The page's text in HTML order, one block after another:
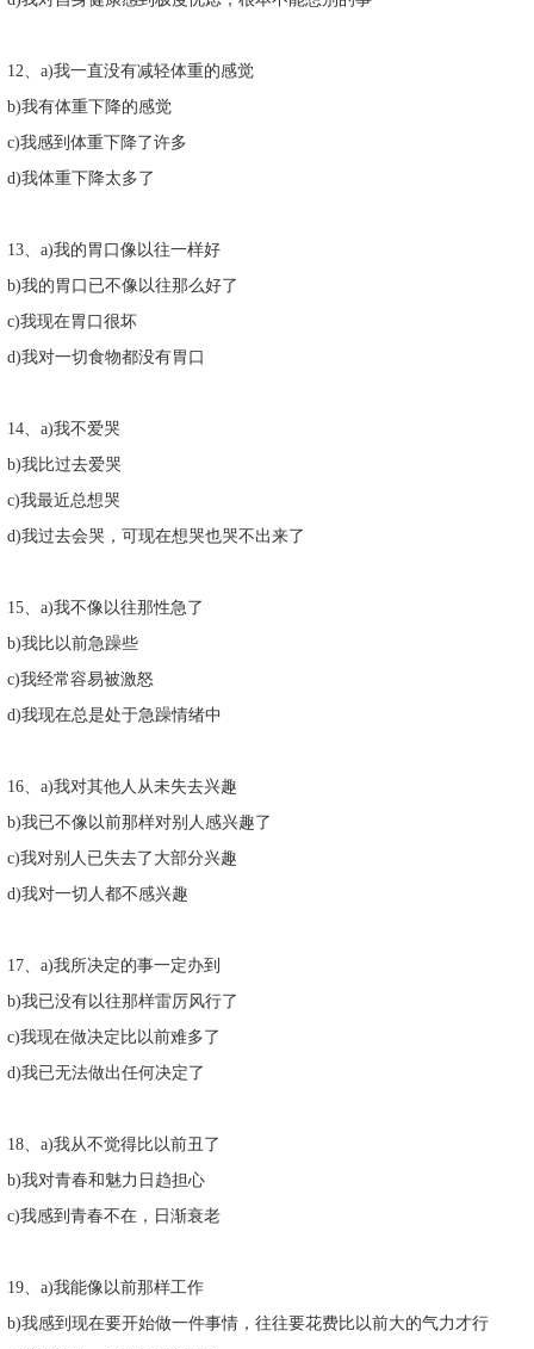
12、a)我一直没有减轻体重的感觉
b)我有体重下降的感觉
c)我感到体重下降了许多
d)我体重下降太多了
13、a)我的胃口像以往一样好
b)我的胃口已不像以往那么好了
c)我现在胃口很坏
d)我对一切食物都没有胃口
14、a)我不爱哭
b)我比过去爱哭
c)我最近总想哭
d)我过去会哭，可现在想哭也哭不出来了
15、a)我不像以往那性急了
b)我比以前急躁些
c)我经常容易被激怒
d)我现在总是处于急躁情绪中
16、a)我对其他人从未失去兴趣
b)我已不像以前那样对别人感兴趣了
c)我对别人已失去了大部分兴趣
d)我对一切人都不感兴趣
17、a)我所决定的事一定办到
b)我已没有以往那样雷厉风行了
c)我现在做决定比以前难多了
d)我已无法做出任何决定了
18、a)我从不觉得比以前丑了
b)我对青春和魅力日趋担心
c)我感到青春不在，日渐衰老
19、a)我能像以前那样工作
b)我感到现在要开始做一件事情，往往要花费比以前大的气力才行